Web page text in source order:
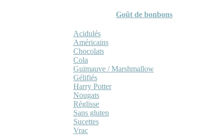
Goût de bonbons
Acidulés
Américains
Chocolats
Cola
Guimauve / Marshmallow
Gélifiés
Harry Potter
Nougats
Réglisse
Sans gluten
Sucettes
Vrac